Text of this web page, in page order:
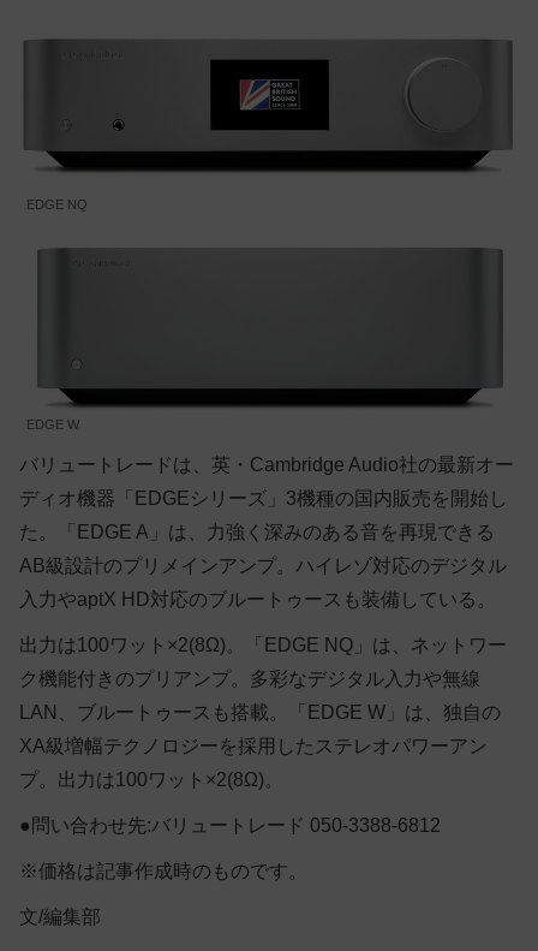
EDGE NQ
EDGE W
バリュートレードは、英・Cambridge Audio社の最新オー
ディオ機器「EDGEシリーズ」3機種の国内販売を開始し
た。「EDGE A」は、力強く深みのある音を再現できる
AB級設計のプリメインアンプ。ハイレゾ対応のデジタル
入力やaptX HD対応のブルートゥースも装備している。
出力は100ワット×2(8Ω)。「EDGE NQ」は、ネットワー
ク機能付きのプリアンプ。多彩なデジタル入力や無線
LAN、ブルートゥースも搭載。「EDGE W」は、独自の
XA級増幅テクノロジーを採用したステレオパワーアン
プ。出力は100ワット×2(8Ω)。
●問い合わせ先:バリュートレード 050-3388-6812
※価格は記事作成時のものです。
文/編集部